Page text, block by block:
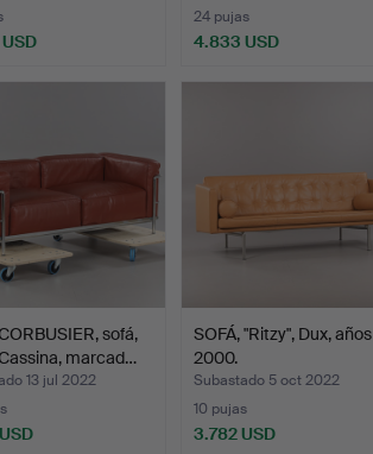
24 pujas
4.833 USD
sofá,
marcad…
13 jul 2022
SOFÁ, "Ritzy", Dux, años
2000.
Subastado 5 oct 2022
10 pujas
3.782 USD